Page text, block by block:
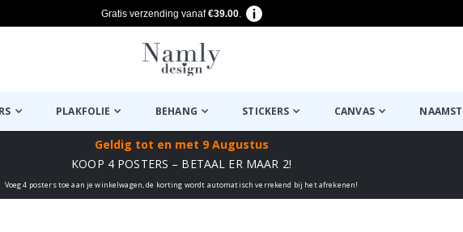
Gratis verzending vanaf€39.00.
PLAKFOLIE BEHANG STICKERS CANVAS
Geldig tot en met 9 Augustus
KOOP 4 POSTERS – BETAAL ER MAAR 2!
Voeg 4 posters toe aan je winkelwagen, de korting wordt automatisch verrekend bij het afrekenen!